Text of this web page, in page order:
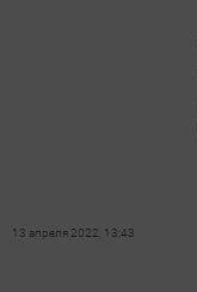
13 апреля 2022, 13:43